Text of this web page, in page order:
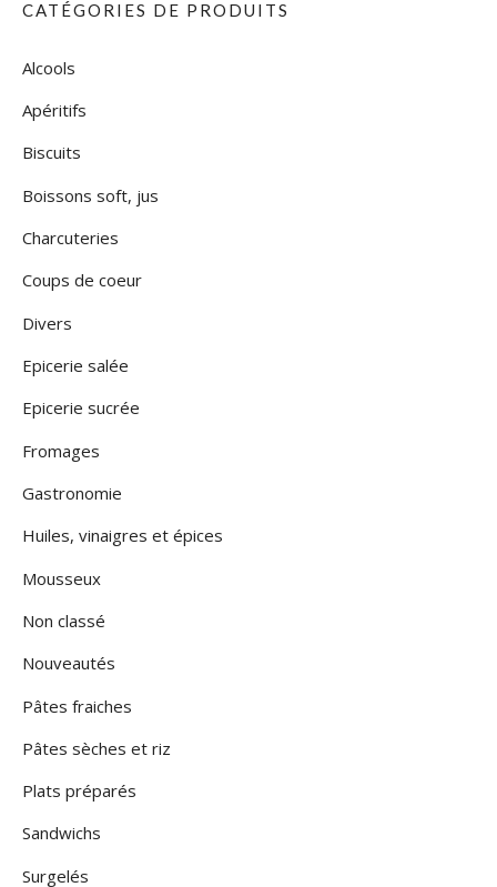
CATÉGORIES DE PRODUITS
Alcools
Apéritifs
Biscuits
Boissons soft, jus
Charcuteries
Coups de coeur
Divers
Epicerie salée
Epicerie sucrée
Fromages
Gastronomie
Huiles, vinaigres et épices
Mousseux
Non classé
Nouveautés
Pâtes fraiches
Pâtes sèches et riz
Plats préparés
Sandwichs
Surgelés